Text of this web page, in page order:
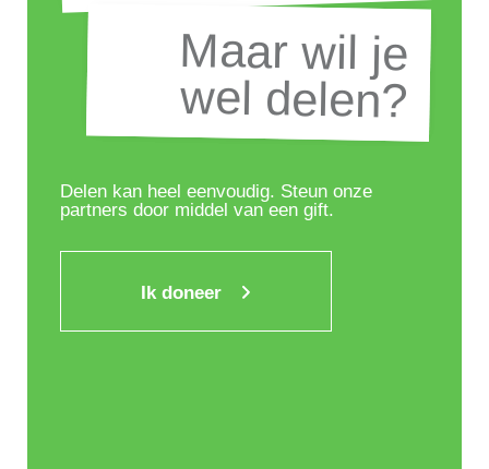
Maar wil je
wel delen?
Maar wil je
wel delen?
Delen kan heel eenvoudig. Steun onze
partners door middel van een gift.
Ik doneer